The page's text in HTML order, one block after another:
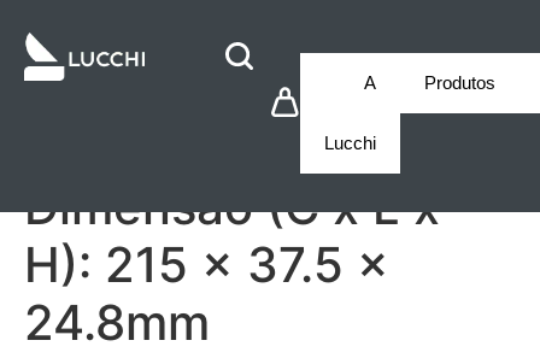
A
Lucchi
Produtos
Dimensão (C x L x
H): 215 x 37.5 x
24.8mm